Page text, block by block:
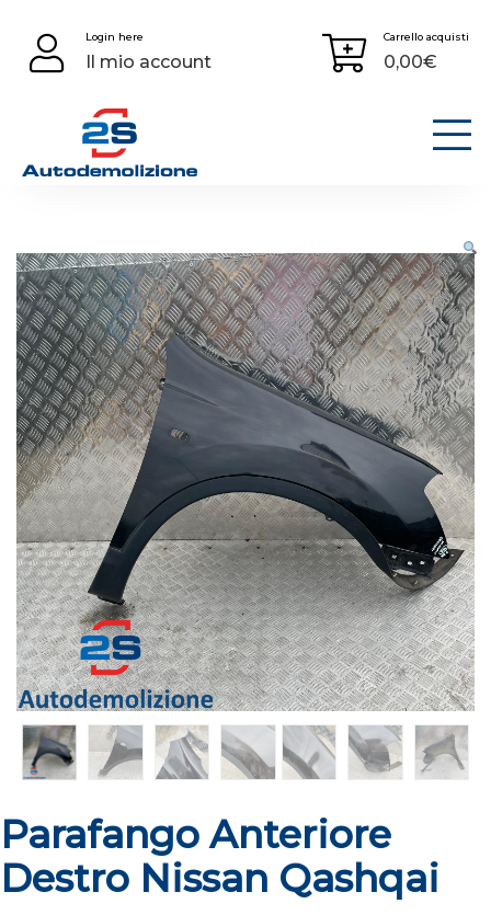
content
Login here
Il mio account
Carrello acquisti
0,00€
Parafango Anteriore
Destro Nissan Qashqai